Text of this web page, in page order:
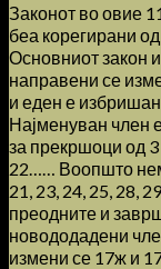
Законот во овие
беа корегирани
Основниот закон
направени се
и еден е
Најменуван член
за прекршоци од 3
22…… Воопшто
21, 23, 24, 25, 28,
преодните и
новододадени
измени се 17ж и